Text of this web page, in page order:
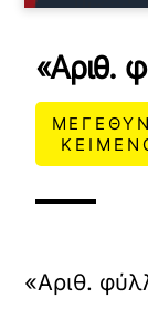
«Αριθ.
«Αριθ.